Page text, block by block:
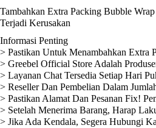
Tambahkan Extra Packing Bubble
Terjadi Kerusakan
Informasi Penting
> Pastikan Untuk Menambahkan Extra
> Greebel Official Store Adalah
> Layanan Chat Tersedia Setiap Hari
> Reseller Dan Pembelian Dalam
> Pastikan Alamat Dan Pesanan Fix!
> Setelah Menerima Barang, Harap
> Jika Ada Kendala, Segera Hubungi